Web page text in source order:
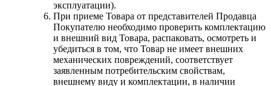
эксплуатации).
При приеме Товара от представителей Продавца
Покупателю необходимо проверить комплектацию
и внешний вид Товара, распаковать, осмотреть и
убедиться в том, что Товар не имеет внешних
механических повреждений, соответствует
заявленным потребительским свойствам,
внешнему виду и комплектации, в наличии